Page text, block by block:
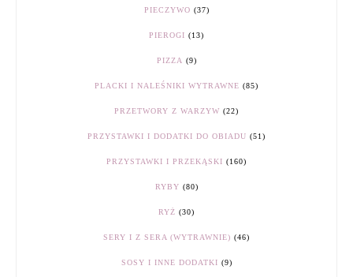
PIECZYWO (37)
PIEROGI (13)
PIZZA (9)
PLACKI I NALEŚNIKI WYTRAWNE (85)
PRZETWORY Z WARZYW (22)
PRZYSTAWKI I DODATKI DO OBIADU (51)
PRZYSTAWKI I PRZEKĄSKI (160)
RYBY (80)
RYŻ (30)
SERY I Z SERA (WYTRAWNIE) (46)
SOSY I INNE DODATKI (9)